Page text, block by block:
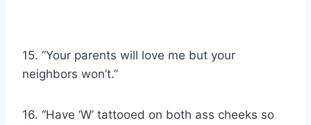
15. “Your parents will love me but your
neighbors won’t.”
16. “Have ‘W’ tattooed on both ass cheeks so